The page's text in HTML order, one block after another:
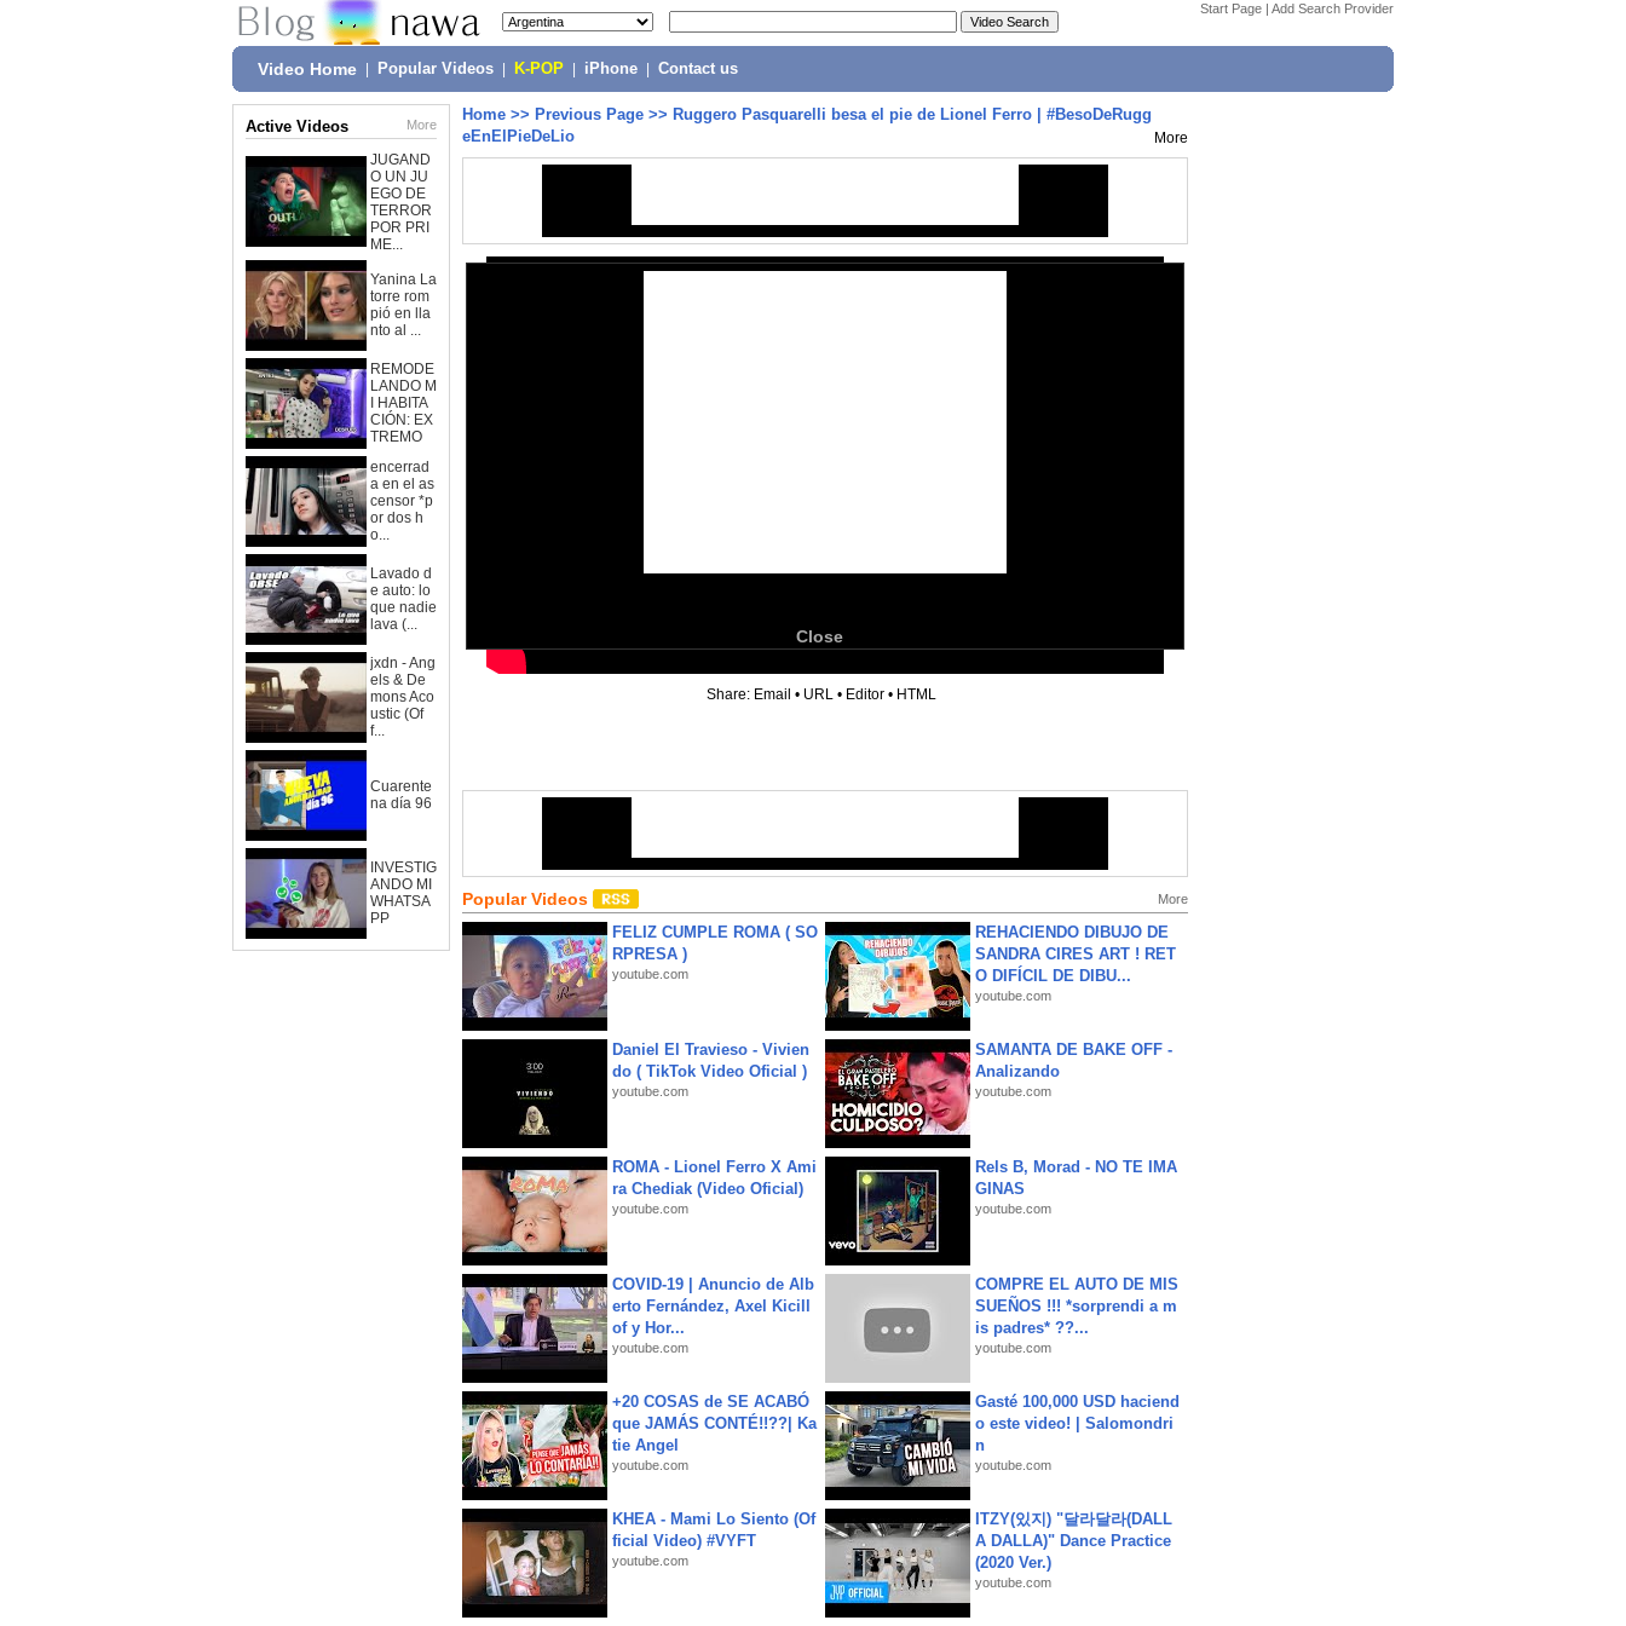
Start Page | Add Search Provider
Video Home Popular Videos K-POP iPhone Contact us
Active Videos More
JUGAND
O UN JU
EGO DE
TERROR
POR PRI
ME...
Yanina La
torre rom
pió en lla
nto al ...
REMODE
LANDO M
I HABITA
CIÓN: EX
TREMO
encerrad
a en el as
censor *p
or dos h
o...
Lavado d
e auto: lo
que nadie
lava (...
jxdn - Ang
els & De
mons Aco
ustic (Of
f...
Cuarente
na día 96
INVESTIG
ANDO MI
WHATSA
PP
Home >> Previous Page >> Ruggero Pasquarelli besa el pie de Lionel Ferro | #BesoDeRugg
eEnElPieDeLio
More
Close
Share: Email • URL • Editor • HTML
Popular Videos More
FELIZ CUMPLE ROMA ( SO
RPRESA )
youtube.com
REHACIENDO DIBUJO DE
SANDRA CIRES ART ! RET
O DIFÍCIL DE DIBU...
youtube.com
Daniel El Travieso - Vivien
do ( TikTok Video Oficial )
youtube.com
SAMANTA DE BAKE OFF -
Analizando
youtube.com
ROMA - Lionel Ferro X Ami
ra Chediak (Video Oficial)
youtube.com
Rels B, Morad - NO TE IMA
GINAS
youtube.com
COVID-19 | Anuncio de Alb
erto Fernández, Axel Kicill
of y Hor...
youtube.com
COMPRE EL AUTO DE MIS
SUEÑOS !!! *sorprendi a m
is padres* ??...
youtube.com
+20 COSAS de SE ACABÓ
que JAMÁS CONTÉ!!??| Ka
tie Angel
youtube.com
Gasté 100,000 USD haciend
o este video! | Salomondri
n
youtube.com
KHEA - Mami Lo Siento (Of
ficial Video) #VYFT
youtube.com
ITZY(있지) "달라달라(DALL
A DALLA)" Dance Practice
(2020 Ver.)
youtube.com